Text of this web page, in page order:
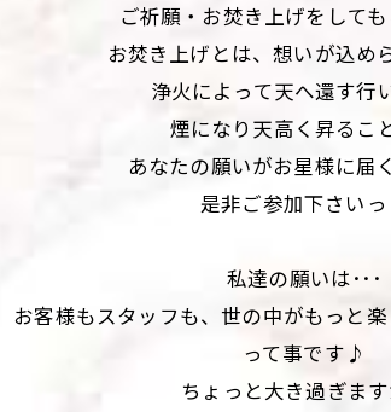
ご祈願・お焚き上げをしても
お焚き上げとは、想いが込め
浄火によって天へ還す行
煙になり天高く昇るこ
あなたの願いがお星様に届
是非ご参加下さいっ
私達の願いは･･･
お客様もスタッフも、世の中がもっと
って事です♪
ちょっと大き過ぎま